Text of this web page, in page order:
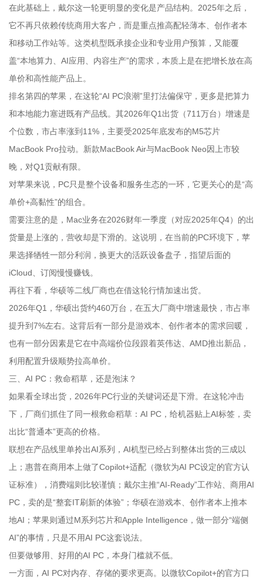
在此基础上，戴尔这一轮更明显的变化是产品结构。2025年之后，
它不再只依赖传统商用大客户，而是重点推高配轻薄本、创作者本
和移动工作站等。这类机型既承接企业和专业用户预算，又能覆
盖“本地算力、AI应用、内容生产”的需求，本质上是在把增长放在高
单价和高性能产品上。
排名第四的苹果，在这轮“AI PC浪潮”里打法偏保守，更多是把算力
和本地能力塞进既有产品线。其2026年Q1出货（711万台）增速是
个位数，市占率涨到11%，主要受2025年底发布的M5芯片
MacBook Pro拉动。新款MacBook Air与MacBook Neo因上市较
晚，对Q1贡献有限。
对苹果来说，PC只是整个设备和服务生态的一环，它更关心的是“高
单价+高黏性”的组合。
需要注意的是，Mac业务在2026财年一季度（对应2025年Q4）的出
货量是上涨的，营收却是下滑的。这说明，在当前的PC环境下，苹
果选择牺牲一部分利润，换更大的活跃设备盘子，指望后面的
iCloud、订阅慢慢赚钱。
再往下看，华硕等二线厂商也在借这轮行情加速出货。
2026年Q1，华硕出货约460万台，在五大厂商中增速最快，市占率
提升到7%左右。这背后有一部分是游戏本、创作者本的需求回暖，
也有一部分因素是它在中高端价位段跟着英伟达、AMD推出新品，
利用配置升级顺势拉高单价。
三、AI PC：救命稻草，还是泡沫？
如果看全球出货，2026年PC行业的关键词还是下滑。在这轮冲击
下，厂商们抓住了同一根救命稻草：AI PC，给机器贴上AI标签，卖
出比“普通本”更高的价格。
联想在产品线里单拎出AI系列，AI机型已经占到整体出货的三成以
上；惠普在商用本上做了Copilot+适配（微软为AI PC设定的官方认
证标准），消费端则比较谨慎；戴尔主推“AI-Ready”工作站、商用AI
PC，卖的是“整套IT刷新的体验”；华硕在游戏本、创作者本上推本
地AI；苹果则通过M系列芯片和Apple Intelligence，做一部分“端侧
AI”的事情，只是不用AI PC这套说法。
但要做够用、好用的AI PC，本身门槛就不低。
一方面，AI PC对内存、存储的要求更高。以微软Copilot+的官方口